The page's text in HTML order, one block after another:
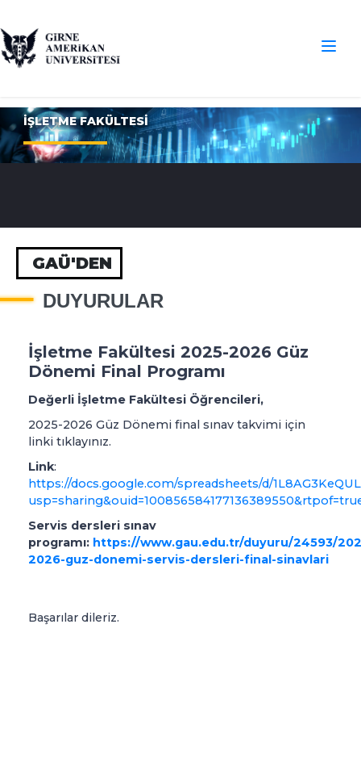
İŞLETME FAKÜLTESİ
GAÜ'DEN
DUYURULAR
İşletme Fakültesi 2025-2026 Güz
Dönemi Final Programı
Değerli İşletme Fakültesi Öğrencileri,
2025-2026 Güz Dönemi final sınav takvimi için
linki tıklayınız.
Link:
https://docs.google.com/spreadsheets/d/
Servis dersleri sınav
programı: https://www.gau.edu.tr/duyuru/24593/
2026-guz-donemi-servis-dersleri-final-sinavlari
Başarılar dileriz.